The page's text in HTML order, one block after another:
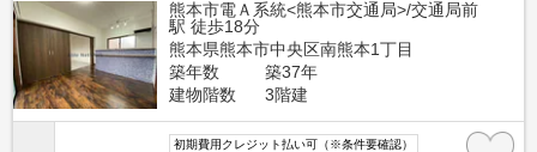
熊本市電Ａ系統<熊本市交通局>/交通局前
駅 徒歩18分
熊本県熊本市中央区南熊本1丁目
築年数
築37年
建物階数
3階建
初期費用クレジット払い可（※条件要確認）